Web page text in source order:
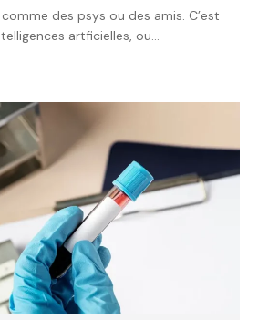
des psys ou des amis. C’est
artficielles, ou…